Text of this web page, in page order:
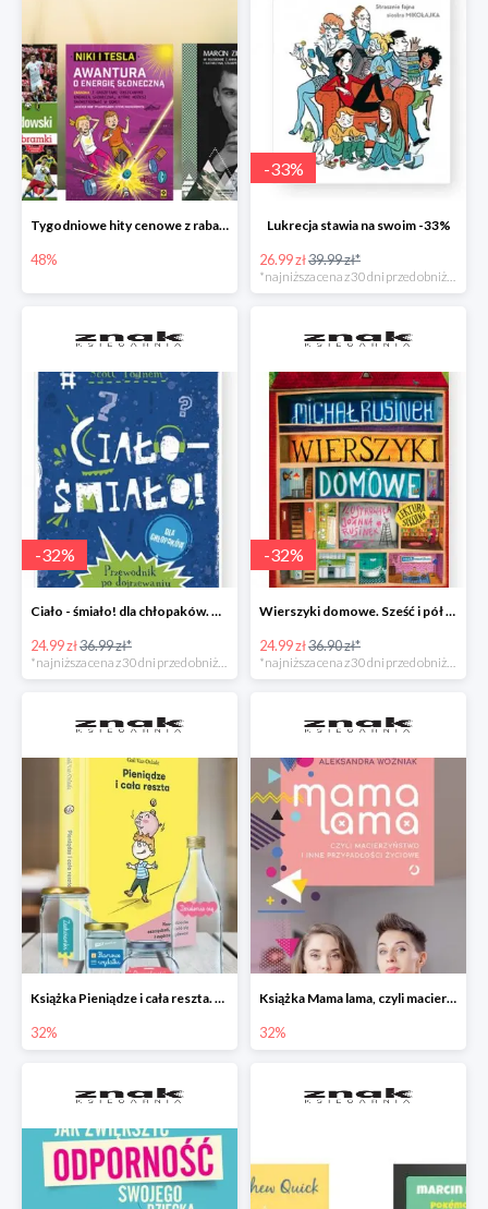
Tygodniowe hity cenowe z rabatem -48%
48%
-33%
Lukrecja stawia na swoim -33%
26.99 zł39.99 zł*
-32%
Ciało - śmiało! dla chłopaków. Przewodnik po dojrzewaniu -32%
24.99 zł36.99 zł*
*najniższa cena z 30 dni przed obniżką
-32%
Wierszyki domowe. Sześć i pół tuzinka wierszyków Rusinka -32%
24.99 zł36.90 zł*
*najniższa cena z 30 dni przed obniżką
Książka Pieniądze i cała reszta. Naucz dziecko oszczędzać, dzielić się i mądrze wydawać
32%
Książka Mama lama, czyli macierzyństwo i inne przypadłości życiowe
32%